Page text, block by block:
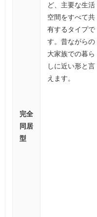
完全
同居
型
ど、主要な生活
空間をすべて共
有するタイプで
す。昔ながらの
大家族での暮ら
しに近い形と言
えます。